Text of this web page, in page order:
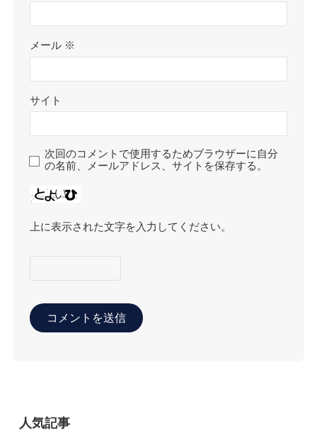
メール ※
サイト
次回のコメントで使用するためブラウザーに自分
の名前、メールアドレス、サイトを保存する。
上に表示された文字を入力してください。
人気記事